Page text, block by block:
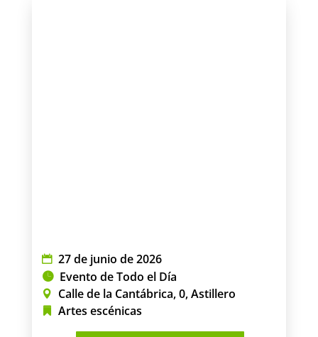
27 de junio de 2026
Evento de Todo el Día
Calle de la Cantábrica, 0, Astillero
Artes escénicas